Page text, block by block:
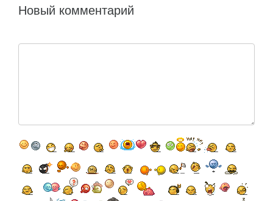
Новый комментарий